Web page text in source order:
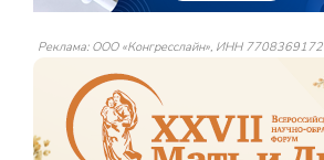
Реклама: ООО «Конгресслайн», ИНН 7708369172